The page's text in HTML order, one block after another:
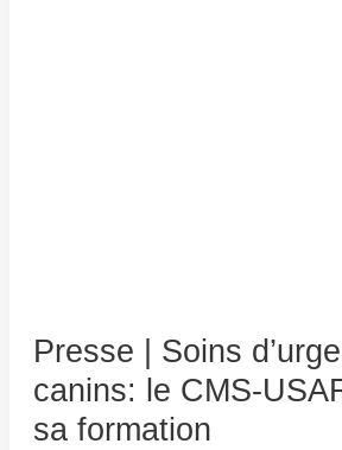
Presse | Soins
canins: le CMS-
sa formation